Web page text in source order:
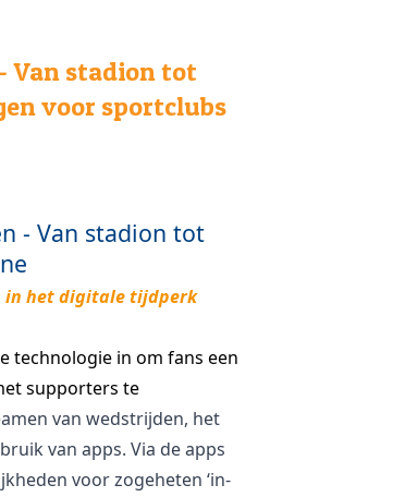
Van stadion tot
voor sportclubs
- Van stadion tot
in het digitale tijdperk
technologie in om fans een
supporters te
van wedstrijden, het
van apps. Via de apps
voor zogeheten ‘in-